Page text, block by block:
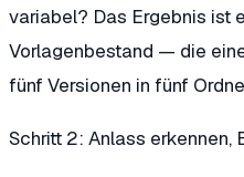
variabel? Das Ergebnis ist
Vorlagenbestand — die
fünf Versionen in fünf
Schritt 2: Anlass erkennen,